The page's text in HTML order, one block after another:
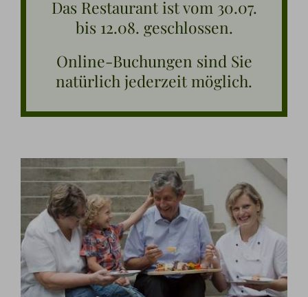
Das Restaurant ist vom 30.07.
bis 12.08. geschlossen.
Online-Buchungen sind Sie
natürlich jederzeit möglich.